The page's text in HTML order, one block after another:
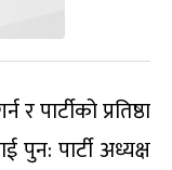
र पार्टीको प्रतिष्ठा
पुन: पार्टी अध्यक्ष